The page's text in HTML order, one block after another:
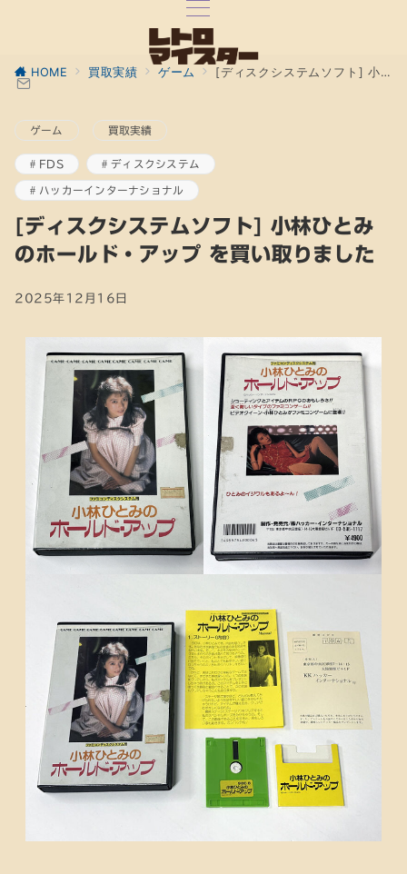
HOME 買取実績 ゲーム [ディスクシステムソフト] 小林ひとみのホールド・アップ を買い取りました
ゲーム 買取実績
FDS ディスクシステム
ハッカーインターナショナル
[ディスクシステムソフト] 小林ひとみ
のホールド・アップ を買い取りました
2025年12月16日